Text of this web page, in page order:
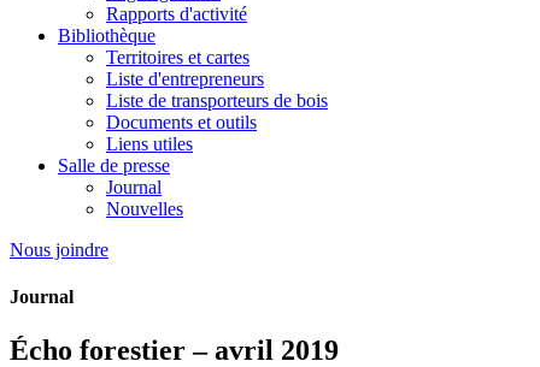
Rapports d'activité
Bibliothèque
Territoires et cartes
Liste d'entrepreneurs
Liste de transporteurs de bois
Documents et outils
Liens utiles
Salle de presse
Journal
Nouvelles
Nous joindre
Journal
Écho forestier – avril 2019